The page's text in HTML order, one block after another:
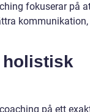
fokuserar på
holistisk
på ett